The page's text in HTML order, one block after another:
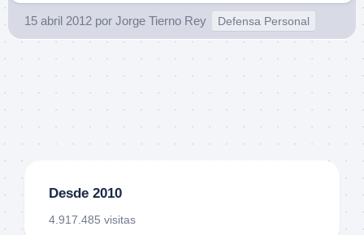
15 abril 2012 por Jorge Tierno Rey Defensa Personal
Desde 2010
4.917.485 visitas